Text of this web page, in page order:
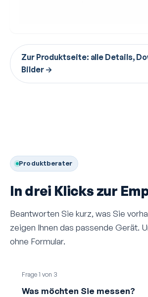
Zur Produktseite: alle Details,
Bilder →
Produktberater
In drei Klicks zur
Beantworten Sie kurz, was Sie
zeigen Ihnen das passende Gerät.
ohne Formular.
Frage 1 von 3
Was möchten Sie messen?